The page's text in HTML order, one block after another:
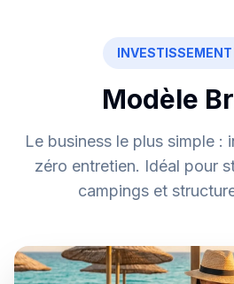
Modèle
Le business le plus simple :
zéro entretien. Idéal pour
campings et